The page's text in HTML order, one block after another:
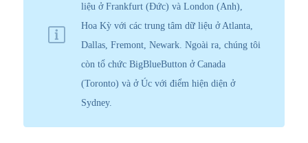
liệu ở Frankfurt (Đức) và London (Anh),
Hoa Kỳ với các trung tâm dữ liệu ở Atlanta,
Dallas, Fremont, Newark. Ngoài ra, chúng tôi
còn tổ chức BigBlueButton ở Canada
(Toronto) và ở Úc với điểm hiện diện ở
Sydney.